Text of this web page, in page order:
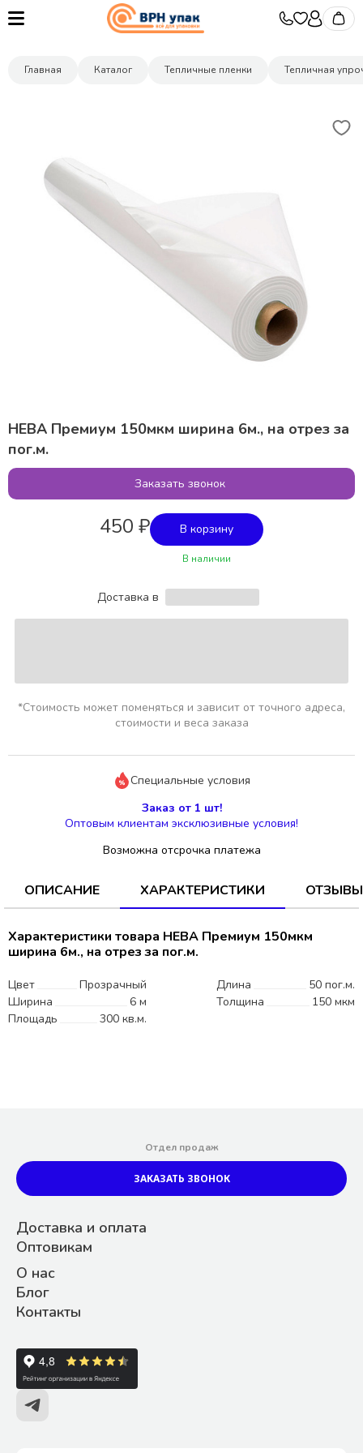
Главная Каталог Тепличные пленки Тепличная
НЕВА Премиум 150мкм ширина 6м., на отрез за
пог.м.
Заказать звонок
450 ₽ В корзину
В наличии
Доставка в
*Стоимость может поменяться и зависит от точного адреса,
стоимости и веса заказа
Специальные условия
Заказ от 1 шт!
Оптовым клиентам эксклюзивные условия!
Возможна отсрочка платежа
ОПИСАНИЕ ХАРАКТЕРИСТИКИ ОТЗЫВЫ
Характеристики товара НЕВА Премиум 150мкм
ширина 6м., на отрез за пог.м.
Цвет Прозрачный Длина
50 пог.м.
Ширина
6 м Толщина
150 мкм
Площадь
300 кв.м.
Доставка и оплата
Оптовикам
О нас
Блог
Контакты
Отдел продаж
ЗАКАЗАТЬ ЗВОНОК